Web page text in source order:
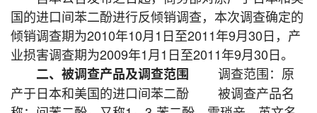
国的进口间苯二酚进行反倾销调查，本次调查确定的
倾销调查期为2010年10月1日至2011年9月30日，产
业损害调查期为2009年1月1日至2011年9月30日。
二、被调查产品及调查范围 调查范围：原
产于日本和美国的进口间苯二酚 被调查产品名